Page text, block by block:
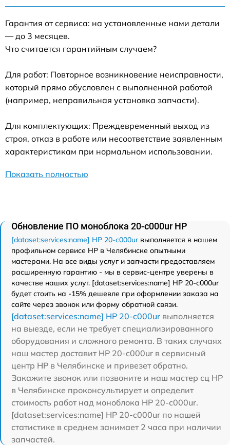
Гарантия от сервиса: на установленные нами детали
— до 3 месяцев.
Что считается гарантийным случаем?
Для работ: Повторное возникновение неисправности,
который прямо обусловлен с выполненной работой
(например, неправильная установка запчасти).
Для комплектующих: Преждевременный выход из
строя, отказ в работе или несоответствие заявленным
характеристикам при нормальном использовании.
Показать полностью
Обновление ПО моноблока 20-c000ur HP
[dataset:services:name] HP 20-c000urвыполняется в нашем
профильном сервисе HP в Челябинске опытными
мастерами. На все виды услуг и запчасти предоставляем
расширенную гарантию - мы в сервис-центре уверены в
качестве наших услуг. [dataset:services:name] HP 20-c000ur
будет стоить на -15% дешевле при оформлении заказа на
сайте через звонок или форму обратной связи.
[dataset:services:name] HP 20-c000ur выполняется
на выезде, если не требует специализированного
оборудования и сложного ремонта. В таких случаях
наш мастер доставит HP 20-c000ur в сервисный
центр HP в Челябинске и привезет обратно.
Закажите звонок или позвоните и наш мастер сц HP
в Челябинске проконсультирует и определит
стоимость работ над моноблока HP 20-c000ur.
[dataset:services:name] HP 20-c000ur по нашей
статистике в среднем занимает 2 часа при наличии
запчастей.